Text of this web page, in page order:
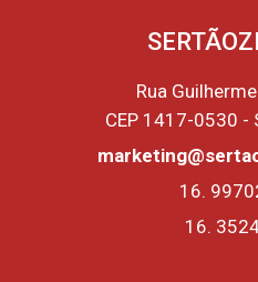
Rua
CEP 1417-0530 -
16.
16.